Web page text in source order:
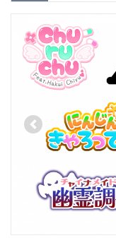
Previous